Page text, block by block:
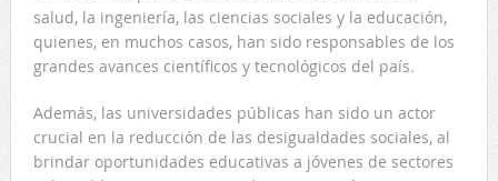
salud, la ingeniería, las ciencias sociales y la educación,
quienes, en muchos casos, han sido responsables de los
grandes avances científicos y tecnológicos del país.
Además, las universidades públicas han sido un actor
crucial en la reducción de las desigualdades sociales, al
brindar oportunidades educativas a jóvenes de sectores